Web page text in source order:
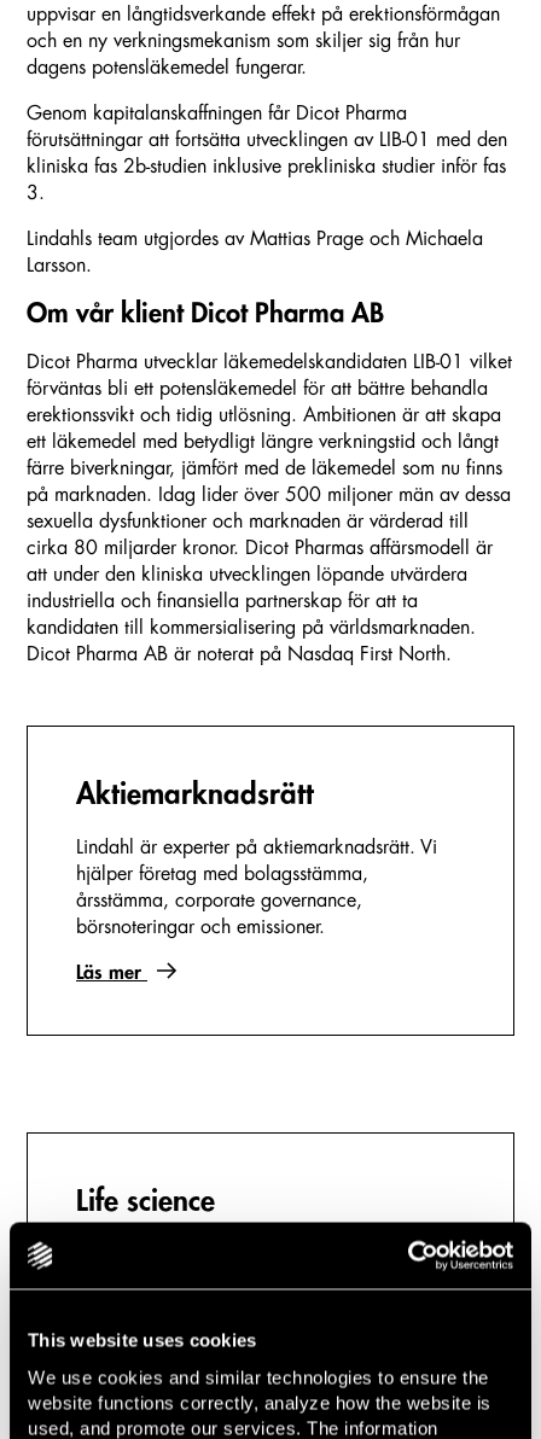
This website uses cookies
We use cookies and similar technologies to ensure the
website functions correctly, analyze how the website is
used, and promote our services. The information
uppvisar en långtidsverkande effekt på erektionsförmågan
och en ny verkningsmekanism som skiljer sig från hur
dagens potensläkemedel fungerar.
Genom kapitalanskaffningen får Dicot Pharma
förutsättningar att fortsätta utvecklingen av LIB-01 med den
kliniska fas 2b-studien inklusive prekliniska studier inför fas
3.
Lindahls team utgjordes av Mattias Prage och Michaela
Larsson.
Om vår klient Dicot Pharma AB
Dicot Pharma utvecklar läkemedelskandidaten LIB-01 vilket
förväntas bli ett potensläkemedel för att bättre behandla
erektionssvikt och tidig utlösning. Ambitionen är att skapa
ett läkemedel med betydligt längre verkningstid och långt
färre biverkningar, jämfört med de läkemedel som nu finns
på marknaden. Idag lider över 500 miljoner män av dessa
sexuella dysfunktioner och marknaden är värderad till
cirka 80 miljarder kronor. Dicot Pharmas affärsmodell är
att under den kliniska utvecklingen löpande utvärdera
industriella och finansiella partnerskap för att ta
kandidaten till kommersialisering på världsmarknaden.
Dicot Pharma AB är noterat på Nasdaq First North.
Aktiemarknadsrätt
Lindahl är experter på aktiemarknadsrätt. Vi
hjälper företag med bolagsstämma,
årsstämma, corporate governance,
börsnoteringar och emissioner.
Läs mer
Life science
Behöver du juridisk expertis inom life science?
medicinteknik och vårdsektorn.
Läs mer